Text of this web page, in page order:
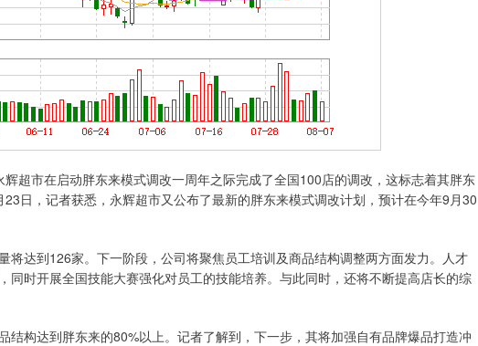
市在启动胖东来模式调改一周年之际完成了全国100店的调改，这标志着其胖东
日，记者获悉，永辉超市又公布了最新的胖东来模式调改计划，预计在今年9月30
达到126家。下一阶段，公司将聚焦员工培训及商品结构调整两方面发力。人才
同时开展全国技能大赛强化对员工的技能培养。与此同时，还将不断提高店长的综
构达到胖东来的80%以上。记者了解到，下一步，其将加强自有品牌爆品打造冲